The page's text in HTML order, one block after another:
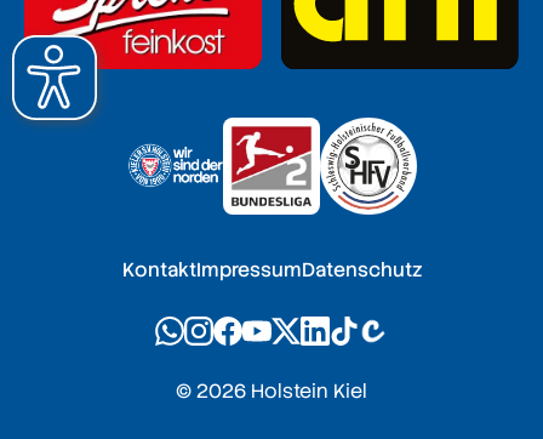
© 2026 Holstein Kiel
KontaktImpressumDatenschutz